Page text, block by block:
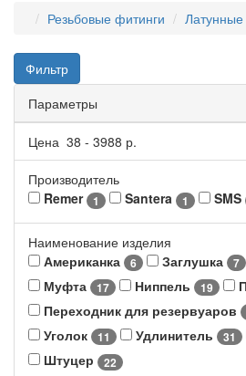
Резьбовые фитинги
Фильтр
Параметры
Цена 38 - 3988 р.
Производитель
Remer 1 Santera 1 SMS
Наименование изделия
Американка
6 Заглушка 7
Муфта 17 Ниппель 19
Переходник для резервуаров
Уголок 11 Удлинитель 31
Штуцер 22